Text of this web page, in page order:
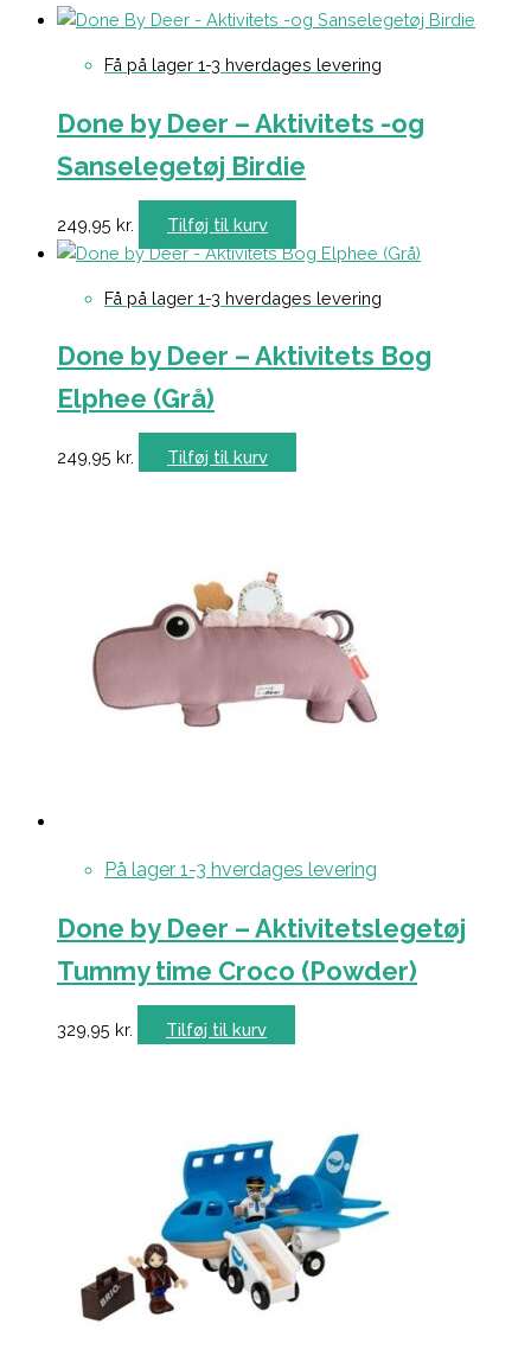
Få på lager 1-3 hverdages levering
Done by Deer – Aktivitets -og
Sanselegetøj Birdie
249,95 kr. Tilføj til kurv
Få på lager 1-3 hverdages levering
Done by Deer – Aktivitets Bog
Elphee (Grå)
249,95 kr. Tilføj til kurv
På lager 1-3 hverdages levering
Done by Deer – Aktivitetslegetøj
Tummy time Croco (Powder)
329,95 kr. Tilføj til kurv